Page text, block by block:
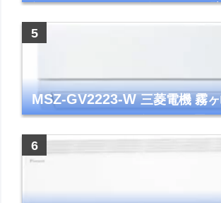
年モデル TLシリーズ ホワイト
MSZ-GV2223-W三菱電機 霧
アコン GVシリーズ おもに6畳
イト 2023年モデル